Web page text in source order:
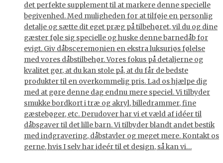
det perfekte supplement til at markere denne specielle
begivenhed. Med muligheden for at tilføje en personlig
detalje og sætte dit eget præg på tilbehøret, vil du og dine
gæster føle sig specielle og huske denne barnedåb for
evigt. Giv dåbsceremonien en ekstra luksuriøs følelse
med vores dåbstilbehør. Vores fokus på detaljerne og
kvalitet gør, at du kan stole på, at du får de bedste
produkter til en overkommelig pris. Lad os hjælpe dig
med at gøre denne dag endnu mere speciel. Vi tilbyder
smukke bordkort i træ og akryl, billedrammer, fine
gæstebøger, etc. Derudover har vi et væld af idéer til
dåbsgaver til det lille barn. Vi tilbyder blandt andet bestik
med indgravering, dåbstavler og meget mere. Kontakt os
gerne, hvis I selv har ideér til et design, så kan vi…